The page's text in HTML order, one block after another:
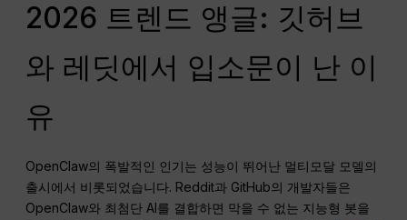
2026 트렌드 앵글: 깃허브
와 레딧에서 입소문이 난 이
유
OpenClaw의 폭발적인 인기는 성능이 뛰어난 멀티모달 모델의
출시에서 비롯되었습니다. Reddit과 GitHub의 개발자들은
OpenClaw와 최첨단 AI를 결합하면 막을 수 없는 지능형 봇을